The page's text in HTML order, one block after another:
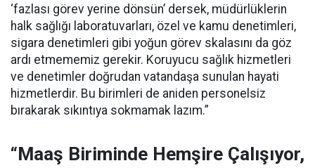
‘fazlası görev yerine dönsün’ dersek, müdürlüklerin
halk sağlığı laboratuvarları, özel ve kamu denetimleri,
sigara denetimleri gibi yoğun görev skalasını da göz
ardı etmememiz gerekir. Koruyucu sağlık hizmetleri
ve denetimler doğrudan vatandaşa sunulan hayati
hizmetlerdir. Bu birimleri de aniden personelsiz
bırakarak sıkıntıya sokmamak lazım.”
“Maaş Biriminde Hemşire Çalışıyor,